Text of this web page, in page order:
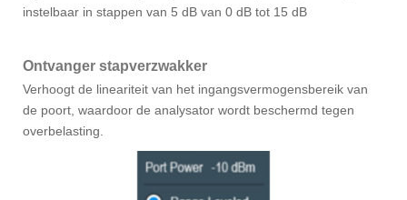
instelbaar in stappen van 5 dB van 0 dB tot 15 dB
Ontvanger stapverzwakker
Verhoogt de lineariteit van het ingangsvermogensbereik van
de poort, waardoor de analysator wordt beschermd tegen
overbelasting.